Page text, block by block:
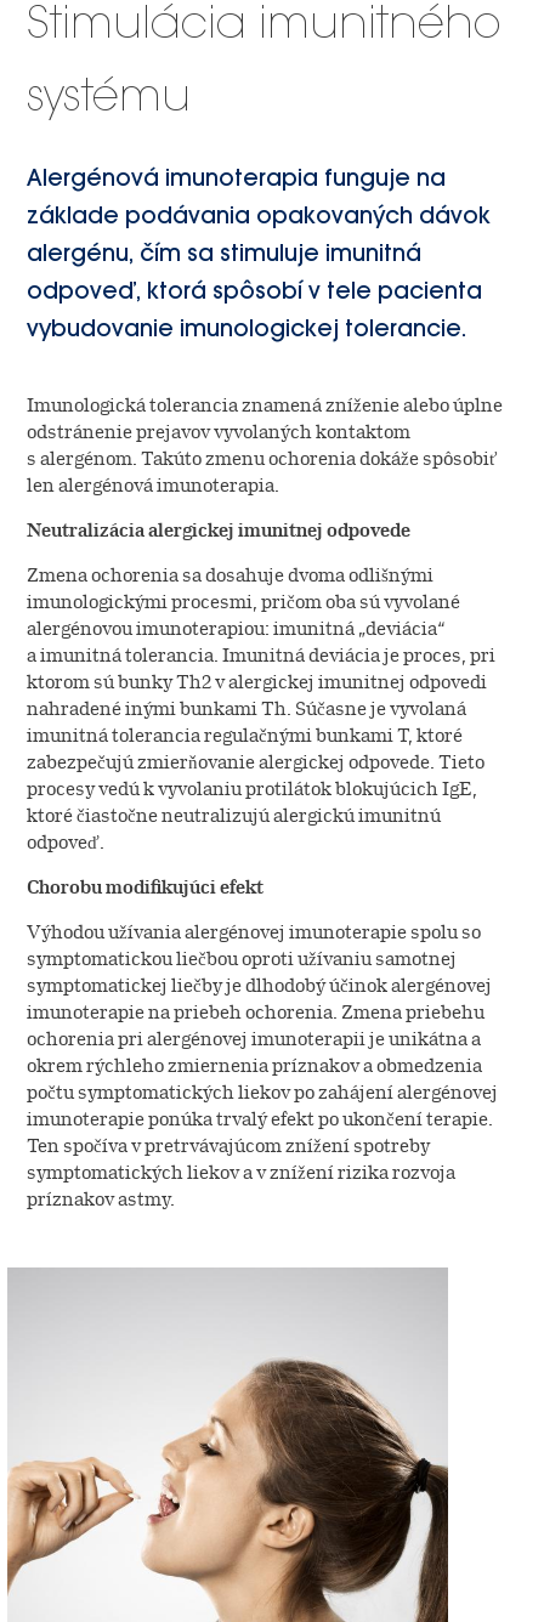
Klinický vývoj
Overview
Financial reporting
Reporting standards
Auditors
IR policy
Management
Board of directors
Annual general meeting (DK)
News & Events
Company releases
Company releases (DK)
Webcasts & presentations
Investor calendar
The Share
Analyst coverage
Analyst estimates
Authorizations
ADR Programme
Management
Board of directors
AGM
AGM (DK)
Médiá
Výroba
Globálny dosah
História
Kontakt
Kontaktné informácie
Nahlásenie nežiadúcich
Stimulácia imunitného
systému
Alergénová imunoterapia funguje na
základe podávania opakovaných dávok
alergénu, čím sa stimuluje imunitná
odpoveď, ktorá spôsobí v tele pacienta
vybudovanie imunologickej tolerancie.
Imunologická tolerancia znamená zníženie alebo úplne
odstránenie prejavov vyvolaných kontaktom
s alergénom. Takúto zmenu ochorenia dokáže spôsobiť
len alergénová imunoterapia.
Neutralizácia alergickej imunitnej odpovede
Zmena ochorenia sa dosahuje dvoma odlišnými
imunologickými procesmi, pričom oba sú vyvolané
alergénovou imunoterapiou: imunitná „deviácia“
a imunitná tolerancia. Imunitná deviácia je proces, pri
ktorom sú bunky Th2 v alergickej imunitnej odpovedi
nahradené inými bunkami Th. Súčasne je vyvolaná
imunitná tolerancia regulačnými bunkami T, ktoré
zabezpečujú zmierňovanie alergickej odpovede. Tieto
procesy vedú k vyvolaniu protilátok blokujúcich IgE,
ktoré čiastočne neutralizujú alergickú imunitnú
odpoveď.
Chorobu modifikujúci efekt
Výhodou užívania alergénovej imunoterapie spolu so
symptomatickou liečbou oproti užívaniu samotnej
symptomatickej liečby je dlhodobý účinok alergénovej
imunoterapie na priebeh ochorenia. Zmena priebehu
ochorenia pri alergénovej imunoterapii je unikátna a
okrem rýchleho zmiernenia príznakov a obmedzenia
počtu symptomatických liekov po zahájení alergénovej
imunoterapie ponúka trvalý efekt po ukončení terapie.
Ten spočíva v pretrvávajúcom znížení spotreby
symptomatických liekov a v znížení rizika rozvoja
príznakov astmy.